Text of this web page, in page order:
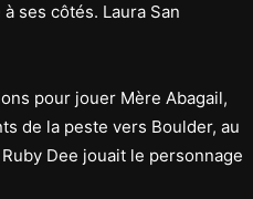
ses côtés. Laura San
pour jouer Mère Abagail,
de la peste vers Boulder, au
Dee jouait le personnage